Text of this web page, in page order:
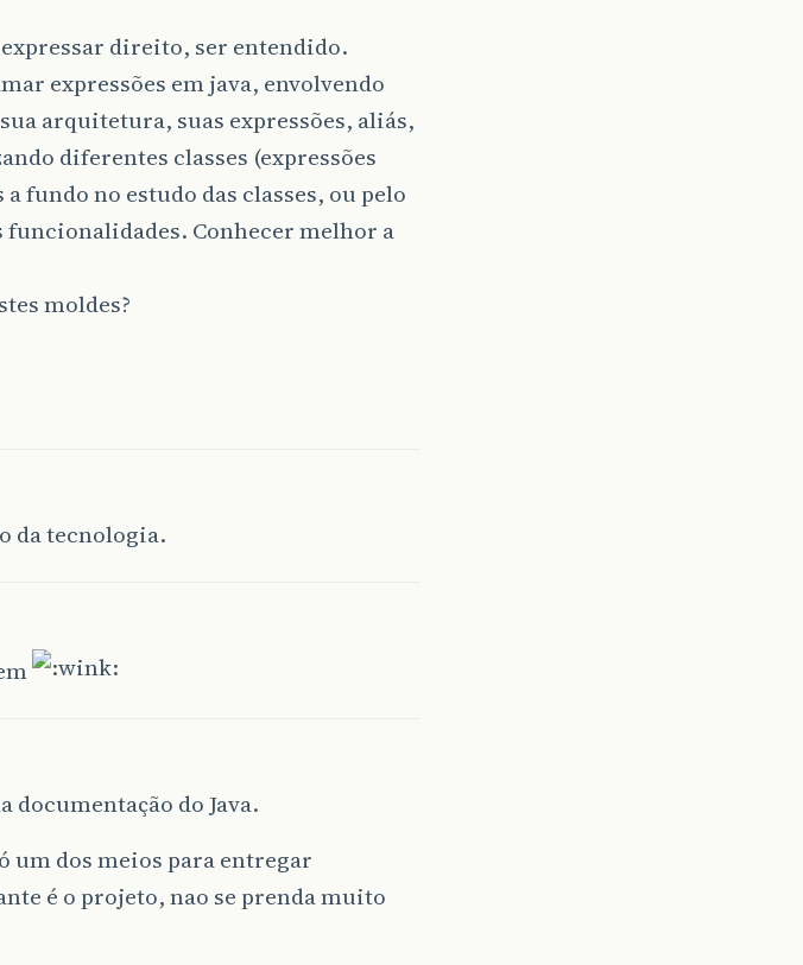
direito, ser entendido.
expressões em java, envolvendo
arquitetura, suas expressões, aliás,
diferentes classes (expressões
fundo no estudo das classes, ou pelo
funcionalidades. Conhecer melhor a
moldes?
da tecnologia.
documentação do Java.
um dos meios para entregar
é o projeto, nao se prenda muito